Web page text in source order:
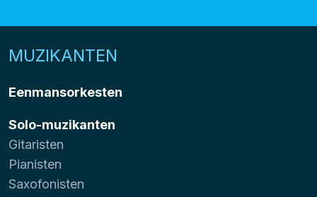
MUZIKANTEN
Eenmansorkesten
Solo-muzikanten
Gitaristen
Pianisten
Saxofonisten